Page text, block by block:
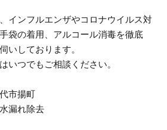
インフルエンザやコロナウイルス対
袋の着用、アルコール消毒を徹底
いしております。
いつでもご相談ください。
市揚町
漏れ除去